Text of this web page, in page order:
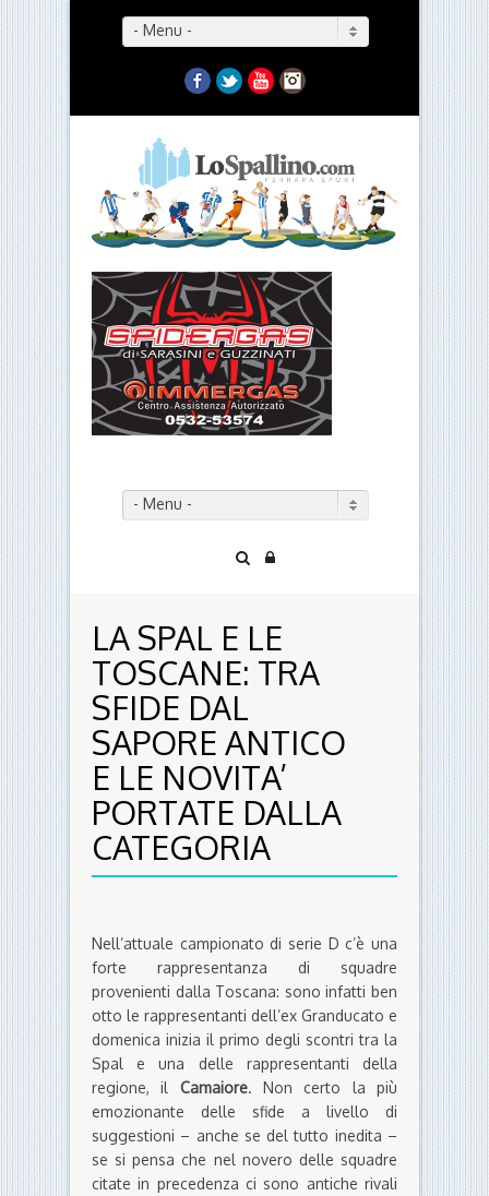
- Menu -
Facebook
TwitterYouTubeInstagram
- Menu -
LA SPAL E LE
TOSCANE: TRA
SFIDE DAL
SAPORE ANTICO
E LE NOVITA’
PORTATE DALLA
CATEGORIA
Nell’attuale campionato di serie D c’è una
forte rappresentanza di squadre
provenienti dalla Toscana: sono infatti ben
otto le rappresentanti dell’ex Granducato e
domenica inizia il primo degli scontri tra la
Spal e una delle rappresentanti della
regione, il Camaiore. Non certo la più
emozionante delle sfide a livello di
suggestioni – anche se del tutto inedita –
se si pensa che nel novero delle squadre
citate in precedenza ci sono antiche rivali